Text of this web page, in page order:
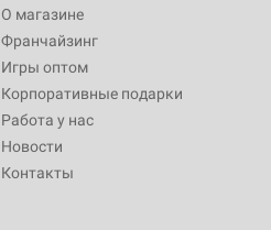
О магазине
Франчайзинг
Игры оптом
Корпоративные подарки
Работа у нас
Новости
Контакты
Настольная игра Hobby World
империи. Четвёртая редакция:
Рубеж
12 990